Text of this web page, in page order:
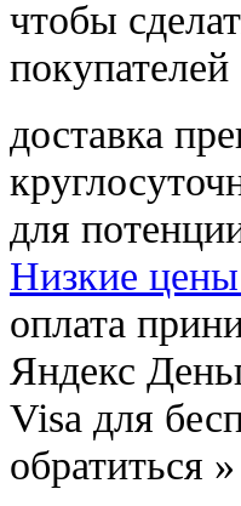
чтобы
покупателей
доставка
для
Низкие цены
оплата
Яндекс
Visa для
обратиться »